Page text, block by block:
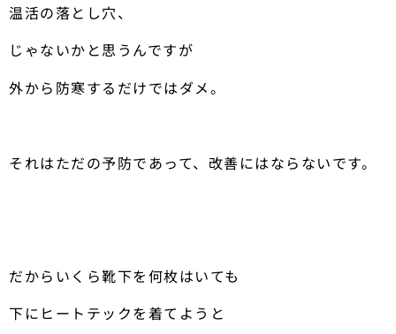
温活の落とし穴、
じゃないかと思うんですが
外から防寒するだけではダメ。
それはただの予防であって、改善にはならないです。
だからいくら靴下を何枚はいても
下にヒートテックを着てようと